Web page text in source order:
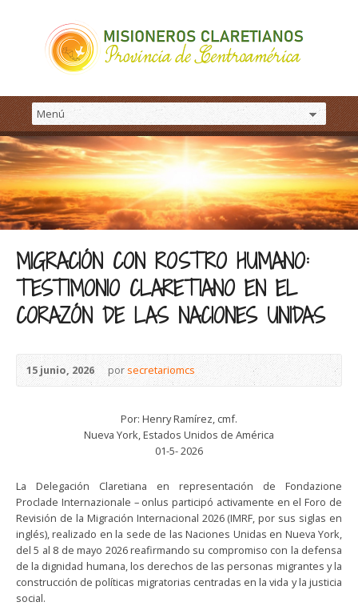
MIGRACIÓN CON ROSTRO HUMANO:
TESTIMONIO CLARETIANO EN EL
CORAZÓN DE LAS NACIONES UNIDAS
15 junio, 2026 porsecretariomcs
Por: Henry Ramírez, cmf.
Nueva York, Estados Unidos de América
01-5- 2026
La Delegación Claretiana en representación de Fondazione
Proclade Internazionale – onlus participó activamente en el Foro de
Revisión de la Migración Internacional 2026 (IMRF, por sus siglas en
inglés), realizado en la sede de las Naciones Unidas en Nueva York,
del 5 al 8 de mayo 2026 reafirmando su compromiso con la defensa
de la dignidad humana, los derechos de las personas migrantes y la
construcción de políticas migratorias centradas en la vida y la justicia
social.